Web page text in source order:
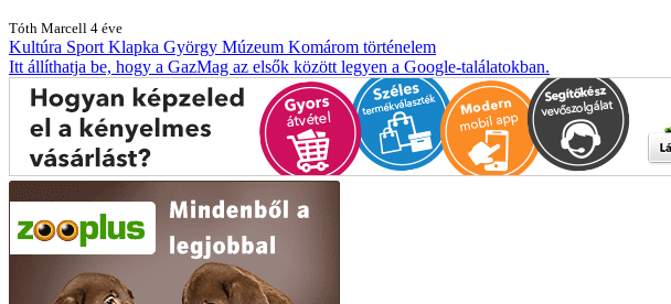
Tóth Marcell 4 éve
Kultúra Sport Klapka György Múzeum Komárom történelem
Itt állíthatja be, hogy a GazMag az elsők között legyen a Google-találatokban.